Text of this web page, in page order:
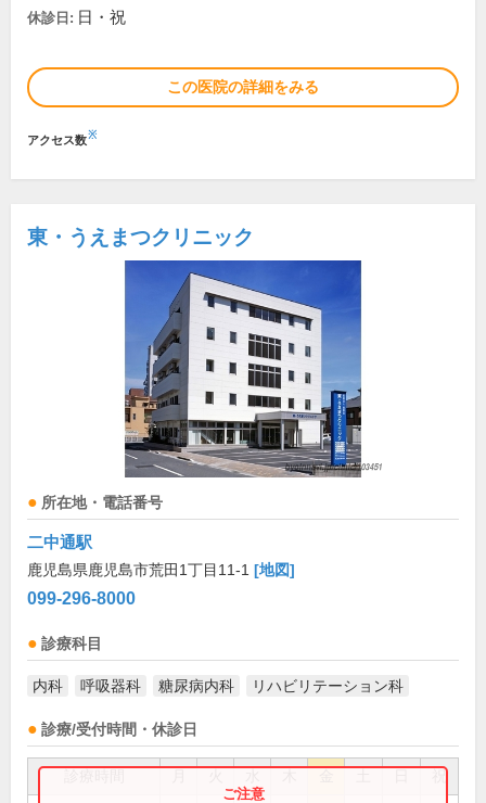
休診日: 日・祝
この医院の詳細をみる
アクセス数※
東・うえまつクリニック
所在地・電話番号
二中通駅
鹿児島県鹿児島市荒田1丁目11-1 [地図]
099-296-8000
診療科目
内科 呼吸器科 糖尿病内科 リハビリテーション科
診療/受付時間・休診日
祝